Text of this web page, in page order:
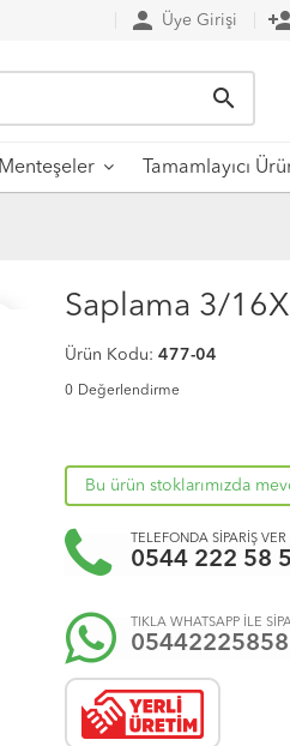
person Üye Girişi
search
Menteşeler Tamamlayıcı
Saplama 3/
Ürün Kodu: 477-04
0 Değerlendirme
Bu ürün stoklarımızda
TELEFONDA SİPARİŞ VER
0544 222 58
TIKLA WHATSAPP İLE
05442225858